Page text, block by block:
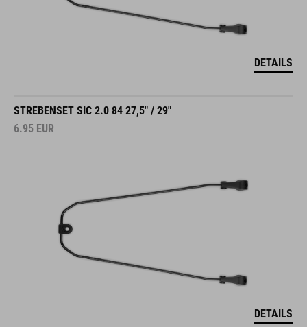
DETAILS
STREBENSET SIC 2.0 84 27,5" / 29"
6.95 EUR
DETAILS